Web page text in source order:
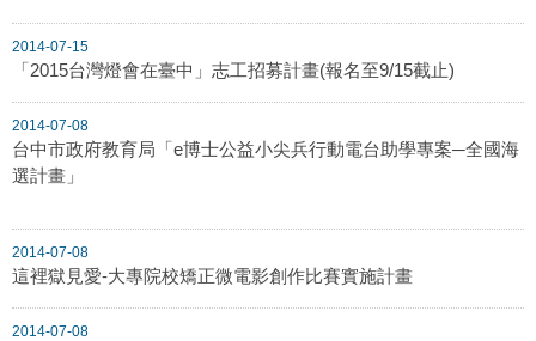
2014-07-15
「2015台灣燈會在臺中」志工招募計畫(報名至9/15截止)
2014-07-08
台中市政府教育局「e博士公益小尖兵行動電台助學專案─全國海
選計畫」
2014-07-08
這裡獄見愛-大專院校矯正微電影創作比賽實施計畫
2014-07-08